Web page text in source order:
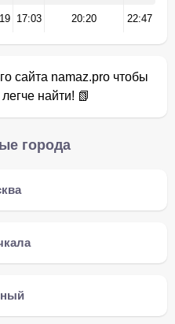
17:03 20:20 22:47
сайта namaz.pro чтобы
найти! 📗
города